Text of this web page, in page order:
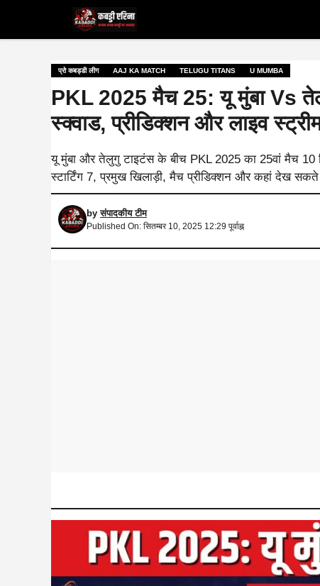
content
प्रो कबड्डी लीग AAJ KA MATCH TELUGU TITANS U MUMBA
PKL 2025 मैच 25: यू मुंबा Vs
स्क्वाड, प्रीडिक्शन और लाइव
यू मुंबा और तेलुगु टाइटंस के बीच PKL 2025 का 25वां मैच 10
स्टार्टिंग 7, प्रमुख खिलाड़ी, मैच प्रीडिक्शन और कहां देख
byसंपादकीय टीम
Published On: सितम्बर 10, 2025 12:29 पूर्वाह्न